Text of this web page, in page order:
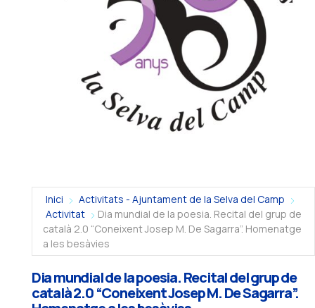
Inici
Activitats - Ajuntament de la Selva del Camp
Activitat
Dia mundial de la poesia. Recital del grup de
català 2.0 “Coneixent Josep M. De Sagarra”. Homenatge
a les besàvies
Dia mundial de la poesia. Recital del grup de
català 2.0 “Coneixent Josep M. De Sagarra”.